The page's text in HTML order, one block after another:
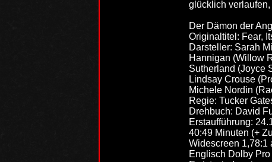
glücklich
Der Dämon der
Originaltitel: Fear,
Darsteller: Sarah
Hannigan (Willow
Sutherland (Joyce
Lindsay Crouse
Michele Nordin
Regie: Tucker
Drehbuch: David
Erstaufführung:
40:49 Minuten (+
Widescreen 1,78:1
Englisch Dolby